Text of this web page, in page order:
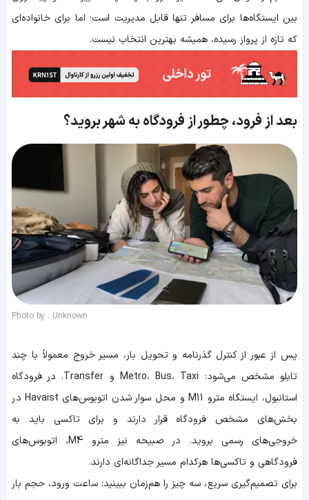
بین ایستگاه‌ها برای مسافر تنها قابل مدیریت است؛ اما برای خانواده‌ای
که تازه از پرواز رسیده، همیشه بهترین انتخاب نیست.
بعد از فرود، چطور از فرودگاه به شهر بروید؟
Photo by : Unknown
پس از عبور از کنترل گذرنامه و تحویل بار، مسیر خروج معمولاً با چند
تابلو مشخص می‌شود: Metro، Bus، Taxi و Transfer. در فرودگاه
استانبول، ایستگاه مترو M11 و محل سوار شدن اتوبوس‌های Havaist در
بخش‌های مشخص فرودگاه قرار دارند و برای تاکسی باید به
خروجی‌های رسمی بروید. در صبیحه نیز مترو M4، اتوبوس‌های
فرودگاهی و تاکسی‌ها هرکدام مسیر جداگانه‌ای دارند.
برای تصمیم‌گیری سریع، سه چیز را هم‌زمان ببینید: ساعت ورود، حجم بار